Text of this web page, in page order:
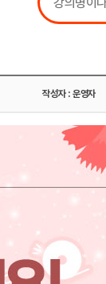
수
작성자 : 운영자